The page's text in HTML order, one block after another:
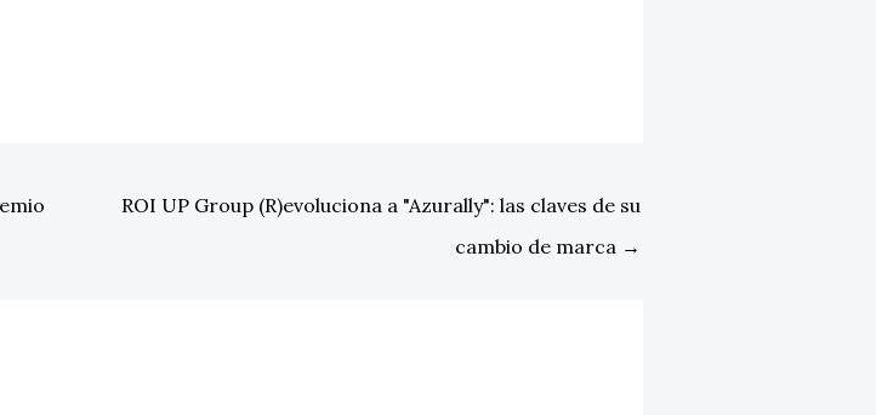
ROI UP Group (R)evoluciona a "Azurally": las claves de su
cambio de marca →